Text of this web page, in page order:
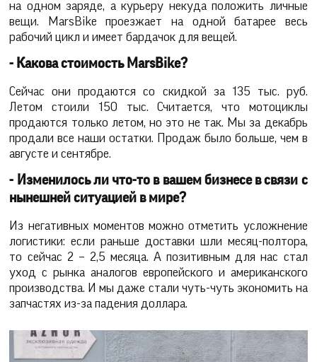
на одном заряде, а курьеру некуда положить личные
вещи. MarsBike проезжает на одной батарее весь
рабочий цикл и имеет бардачок для вещей.
- Какова стоимость MarsBike?
Сейчас они продаются со скидкой за 135 тыс. руб.
Летом стоили 150 тыс. Считается, что мотоциклы
продаются только летом, но это не так. Мы за декабрь
продали все наши остатки. Продаж было больше, чем в
августе и сентябре.
- Изменилось ли что-то в вашем бизнесе в связи с
нынешней ситуацией в мире?
Из негативных моментов можно отметить усложнение
логистики: если раньше доставки шли месяц-полтора,
то сейчас 2 – 2,5 месяца. А позитивным для нас стал
уход с рынка аналогов европейского и американского
производства. И мы даже стали чуть-чуть экономить на
запчастях из-за падения доллара.